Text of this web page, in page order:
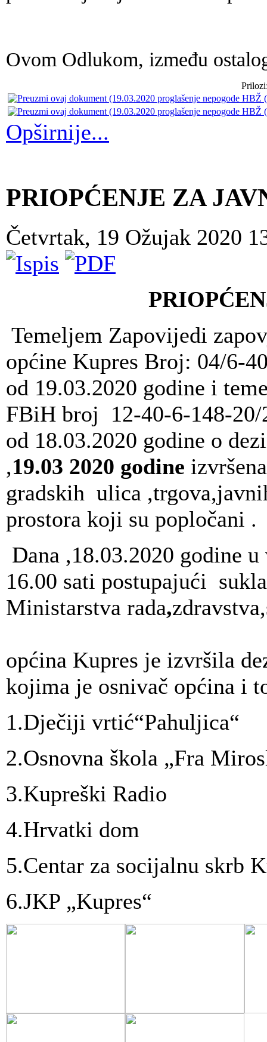
Ovom Odlukom, između
Opširnije...
PRIOPĆENJE ZA
Četvrtak, 19 Ožujak 2020
Temeljem Zapovijedi
općine Kupres Broj: 04/6-
od 19.03.2020 godine i
FBiH broj 12-40-6-148-20/
od 18.03.2020 godine o
,19.03 2020 godine
gradskih ulica
prostora koji su popločani .
Dana ,18.03.2020 godine
16.00 sati postupajući
Ministarstva rada,
općina Kupres je izvršila
kojima je osnivač općina i
1.Dječiji vrtić“Pahuljica“
2.Osnovna škola „Fra
3.Kupreški Radio
4.Hrvatki dom
5.Centar za socijalnu skrb
6.JKP „Kupres“